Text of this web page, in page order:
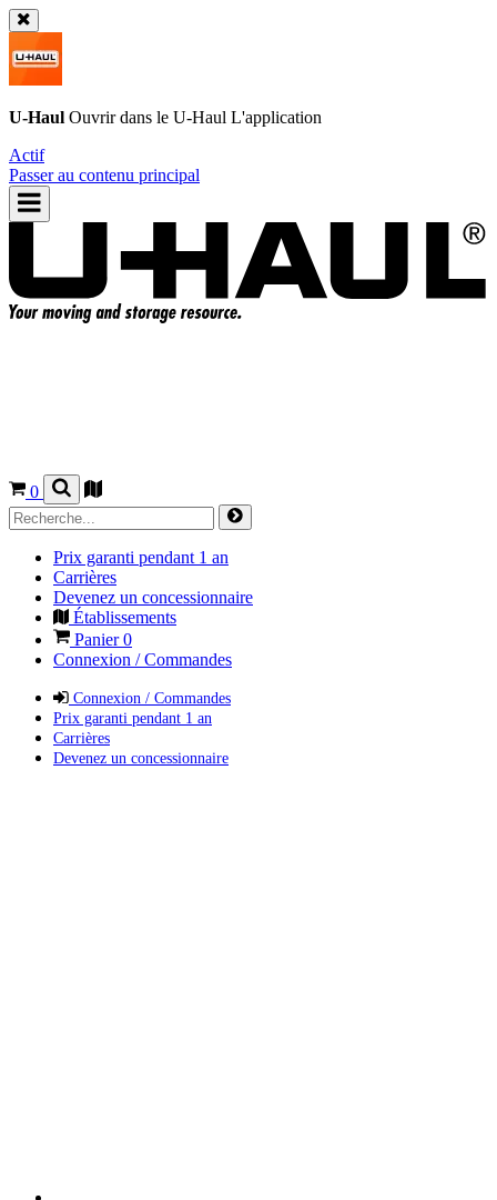
U-Haul Ouvrir dans le U-Haul L'application
Actif
Passer au contenu principal
0
Prix garanti pendant 1 an
Carrières
Devenez un concessionnaire
Établissements
Panier0
Connexion / Commandes
Connexion / Commandes
Prix garanti pendant 1 an
Carrières
Devenez un concessionnaire